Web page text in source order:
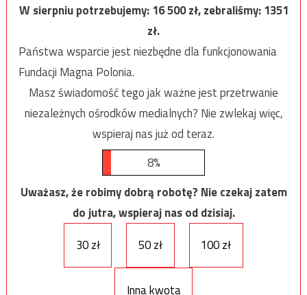
W sierpniu potrzebujemy:16 500zł, zebraliśmy:1351
zł.
Państwa wsparcie jest niezbędne dla funkcjonowania
Fundacji Magna Polonia.
Masz świadomość tego jak ważne jest przetrwanie
niezależnych ośrodków medialnych? Nie zwlekaj więc,
wspieraj nas już od teraz.
8%
Uważasz, że robimy dobrą robotę? Nie czekaj zatem
do jutra, wspieraj nas od dzisiaj.
30 zł
50 zł 100 zł
Inna kwota